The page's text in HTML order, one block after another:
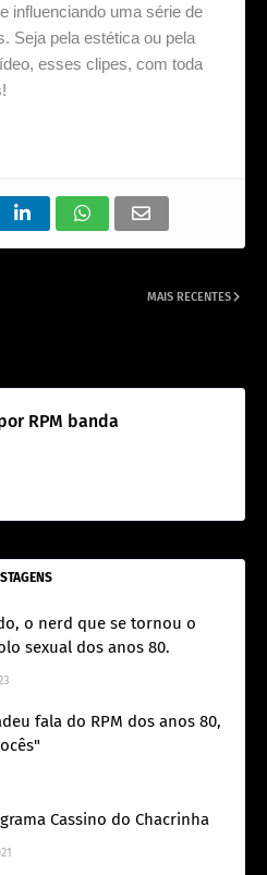
influenciando uma série de
Seja pela estética ou pela
esses clipes, com toda
MAIS RECENTES
RPM banda
o nerd que se tornou o
sexual dos anos 80.
fala do RPM dos anos 80,
Cassino do Chacrinha